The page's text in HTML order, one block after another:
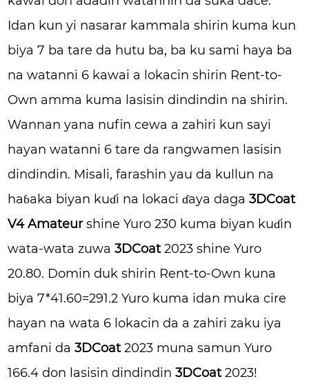
Idan kun yi nasarar kammala shirin kuma kun
biya 7 ba tare da hutu ba, ba ku sami haya ba
na watanni 6 kawai a lokacin shirin Rent-to-
Own amma kuma lasisin dindindin na shirin.
Wannan yana nufin cewa a zahiri kun sayi
hayan watanni 6 tare da rangwamen lasisin
dindindin. Misali, farashin yau da kullun na
haɓaka biyan kuɗi na lokaci ɗaya daga3DCoat
V4 Amateurshine Yuro 230 kuma biyan kuɗin
wata-wata zuwa3DCoat2023 shine Yuro
20.80. Domin duk shirin Rent-to-Own kuna
biya 7*41.60=291.2 Yuro kuma idan muka cire
hayan na wata 6 lokacin da a zahiri zaku iya
amfani da3DCoat2023 muna samun Yuro
166.4 don lasisin dindindin3DCoat2023!